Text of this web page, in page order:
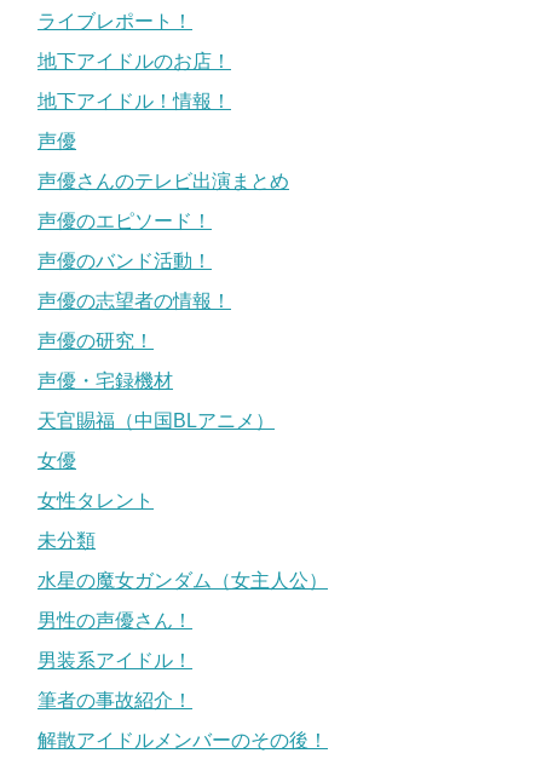
ライブレポート！
地下アイドルのお店！
地下アイドル！情報！
声優
声優さんのテレビ出演まとめ
声優のエピソード！
声優のバンド活動！
声優の志望者の情報！
声優の研究！
声優・宅録機材
天官賜福（中国BLアニメ）
女優
女性タレント
未分類
水星の魔女ガンダム（女主人公）
男性の声優さん！
男装系アイドル！
筆者の事故紹介！
解散アイドルメンバーのその後！